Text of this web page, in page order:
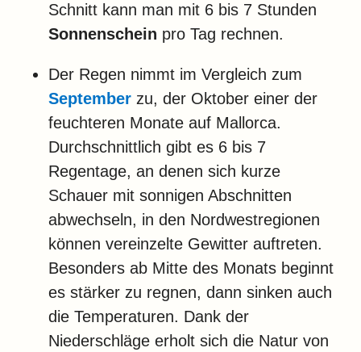
Schnitt kann man mit 6 bis 7 Stunden
Sonnenschein pro Tag rechnen.
Der Regen nimmt im Vergleich zum
September zu, der Oktober einer der
feuchteren Monate auf Mallorca.
Durchschnittlich gibt es 6 bis 7
Regentage, an denen sich kurze
Schauer mit sonnigen Abschnitten
abwechseln, in den Nordwestregionen
können vereinzelte Gewitter auftreten.
Besonders ab Mitte des Monats beginnt
es stärker zu regnen, dann sinken auch
die Temperaturen. Dank der
Niederschläge erholt sich die Natur von